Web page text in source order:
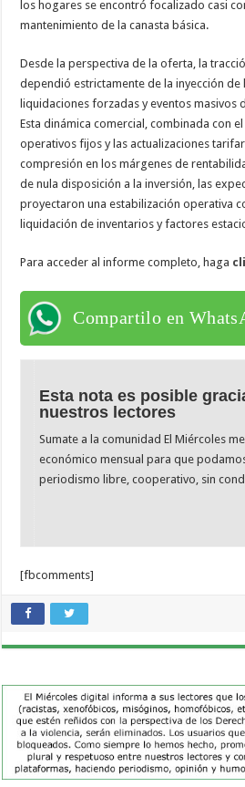
los hogares se encontró focalizado casi
mantenimiento de la canasta básica.
Desde la perspectiva de la oferta, la
dependió estrictamente de la inyección
liquidaciones forzadas y eventos masivos
Esta dinámica comercial, combinada con
operativos fijos y las actualizaciones
compresión en los márgenes de
de nula disposición a la inversión, las
proyectaron una estabilización operativa
liquidación de inventarios y factores
Para acceder al informe completo, haga
Compartilo en
Esta nota es posible
nuestros lectores
Sumate a la comunidad El Miércoles
económico mensual para que
periodismo libre, cooperativo, sin
[fbcomments]